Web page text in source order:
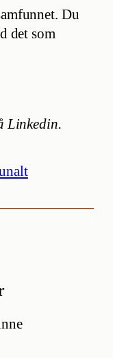
Du
det som
Linkedin.